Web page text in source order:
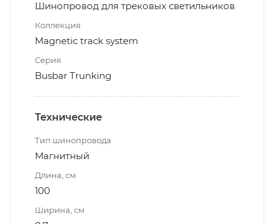
Шинопровод для трековых светильников
Коллекция
Magnetic track system
Серия
Busbar Trunking
Технические
Тип шинопровода
Магнитный
Длина, см
100
Ширина, см